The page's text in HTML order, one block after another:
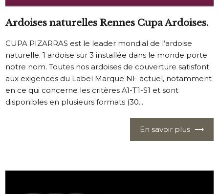
Ardoises naturelles Rennes Cupa Ardoises.
CUPA PIZARRAS est le leader mondial de l’ardoise
naturelle. 1 ardoise sur 3 installée dans le monde porte
notre nom. Toutes nos ardoises de couverture satisfont
aux exigences du Label Marque NF actuel, notamment
en ce qui concerne les critères A1-T1-S1 et sont
disponibles en plusieurs formats (30...
En savoir plus